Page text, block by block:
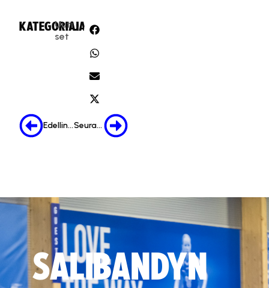
KATEGORIA:
Uuti
set
JAA:
Edellinen Seuraava
SALIBANDYN